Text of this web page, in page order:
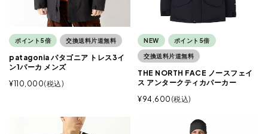
ポイント5倍 交換送料片道無料
patagonia パタゴニア トレス3イ
ン1パーカ メンズ
¥110,000 税込
NEW ポイント5倍
交換送料片道無料
THE NORTH FACE ノースフェイ
ス アンタークティカパーカー
¥94,600 税込